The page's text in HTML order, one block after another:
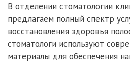
В отделении стоматологии
предлагаем полный спектр
восстановления здоровья
стоматологи используют
материалы для обеспечения